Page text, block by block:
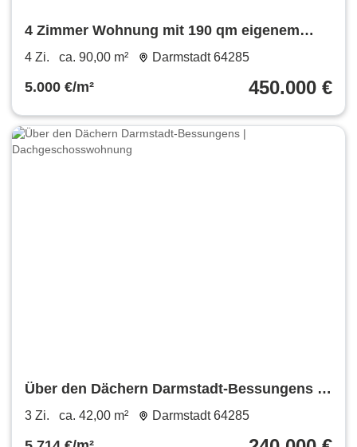
4 Zimmer Wohnung mit 190 qm eigenem
großen Garten in Bessungen
4 Zi. ca. 90,00 m² Darmstadt 64285
5.000 €/m² 450.000 €
Über den Dächern Darmstadt-Bessungens |
Dachgeschosswohnung
3 Zi. ca. 42,00 m² Darmstadt 64285